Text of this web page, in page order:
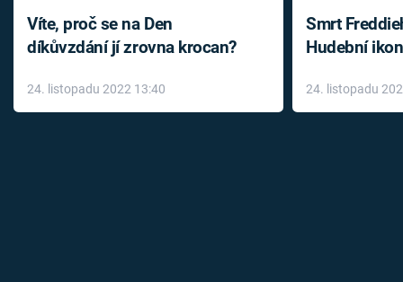
Víte, proč se na Den
díkůvzdání jí zrovna krocan?
24. listopadu 2022 13:40
Smrt
Hudební
léky
24. listopadu